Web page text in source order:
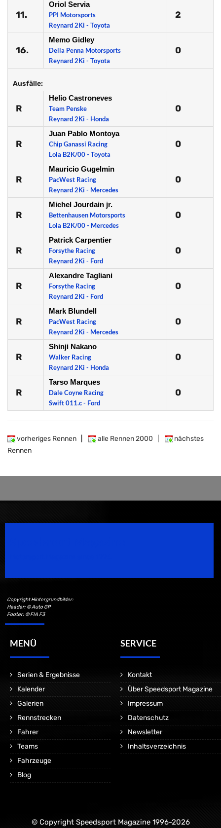
11.
Oriol Servia
PPI Motorsports
Reynard 2Ki - Toyota
2
16.
Memo Gidley
Della Penna Motorsports
Reynard 2Ki - Toyota
0
Ausfälle:
R
Helio Castroneves
Team Penske
Reynard 2Ki - Honda
0
R
Juan Pablo Montoya
Chip Ganassi Racing
Lola B2K/00 - Toyota
0
R
Mauricio Gugelmin
PacWest Racing
Reynard 2Ki - Mercedes
0
R
Michel Jourdain jr.
Bettenhausen Motorsports
Lola B2K/00 - Mercedes
0
R
Patrick Carpentier
Forsythe Racing
Reynard 2Ki - Ford
0
R
Alexandre Tagliani
Forsythe Racing
Reynard 2Ki - Ford
0
R
Mark Blundell
PacWest Racing
Reynard 2Ki - Mercedes
0
R
Shinji Nakano
Walker Racing
Reynard 2Ki - Honda
0
R
Tarso Marques
Dale Coyne Racing
Swift 011.c - Ford
0
vorheriges Rennen alle Rennen 2000
nächstes
Rennen
Copyright Hintergrundbilder:
Header: © Auto GP
Footer: © FIA F3
MENÜ
Serien & Ergebnisse
Kalender
Galerien
Rennstrecken
Fahrer
Teams
Fahrzeuge
Blog
SERVICE
Kontakt
Über Speedsport Magazine
Impressum
Datenschutz
Newsletter
Inhaltsverzeichnis
© Copyright Speedsport Magazine 1996-2026